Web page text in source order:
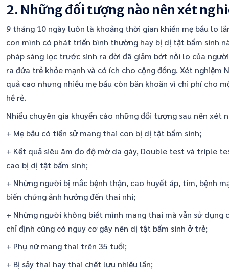
2. Những đối tượng nào nên xét
9 tháng 10 ngày luôn là khoảng thời gian khiến mẹ bầu lo
con mình có phát triển bình thường hay bị dị tật bẩm sinh
pháp sàng lọc trước sinh ra đời đã giảm bớt nỗi lo của
ra đứa trẻ khỏe mạnh và có ích cho cộng đồng. Xét nghiệm
quả cao nhưng nhiều mẹ bầu còn băn khoăn vì chi phí cho
hề rẻ.
Nhiều chuyên gia khuyến cáo những đối tượng sau nên xét
+ Mẹ bầu có tiền sử mang thai con bị dị tật bẩm sinh;
+ Kết quả siêu âm đo độ mờ da gáy, Double test và triple
cao bị dị tật bẩm sinh;
+ Những người bị mắc bệnh thận, cao huyết áp, tim, bệnh
biến chứng ảnh hưởng đến thai nhi;
+ Những người không biết mình mang thai mà vẫn sử dụng
chỉ định cũng có nguy cơ gây nên dị tật bẩm sinh ở trẻ;
+ Phụ nữ mang thai trên 35 tuổi;
+ Bị sảy thai hay thai chết lưu nhiều lần;